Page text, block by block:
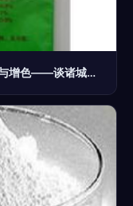
匠心工艺 哈尔滨酱肉水分保持剂的技改与增色——谈诸城锐锋食品新助力